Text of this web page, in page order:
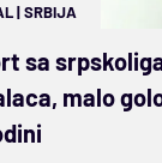
|SRBIJA
sa
malo